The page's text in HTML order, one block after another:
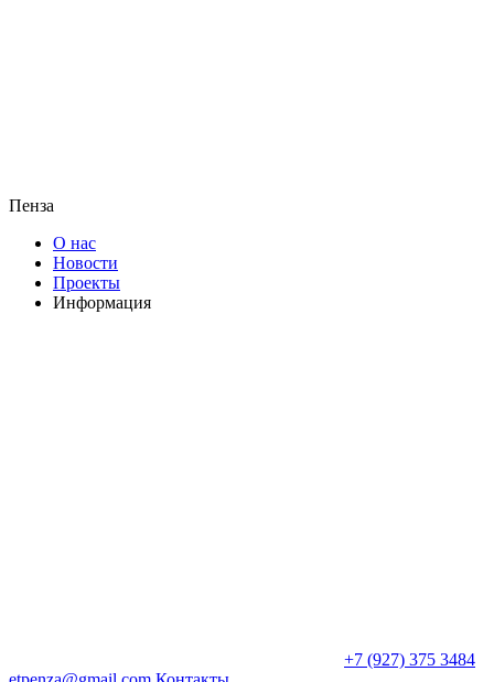
Пенза
О нас
Новости
Проекты
Информация
+7 (927) 375 3484